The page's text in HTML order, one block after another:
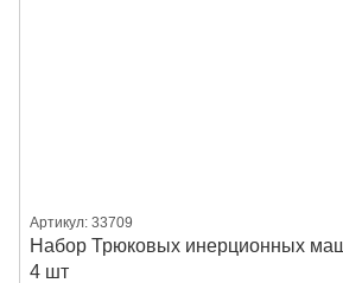
Артикул: 33709
Набор Трюковых инерционных
4 шт